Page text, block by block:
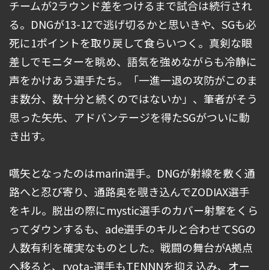
チームが2ラウンド差をつけるまで試合は続行され
る。DNGが13-12で逃げ切るかと思いきや、SGも必
死に1ポイントを取り戻して食らいつく。真剣な眼
差しでモニターを眺め、語気を強めながらも冷静に
声をかけあう選手たち。「一進一退の攻防がこのま
ま数分、数十分と続くのではないか」、筆者がそう
思った矢先、アドバンテージを得たSGがついに動
き出す。
嚆矢となったのはmarin選手。DNGが射線を敷く通
路へと忍び寄り、通路奥を覗き込んでZODIAX選手
をキル。脱出の際にmystic選手のカバー射撃をくら
ってダウンするも、ade選手のキルと合わせてSGの
人数有利を確実なものとした。戦闘の舞台がA拠点
へ移ると、ryota-選手もTENNNを抑え込み、オー